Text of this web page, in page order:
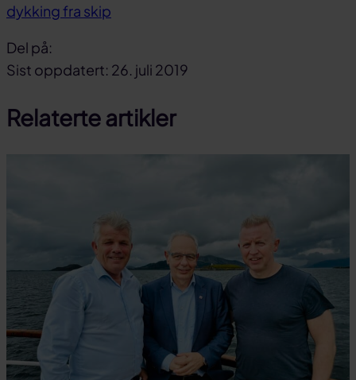
dykking fra skip
Del på:
Del
facebook
Del
linkedin
Del
Sist oppdatert: 26. juli 2019
Relaterte artikler